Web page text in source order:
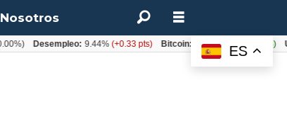
Nosotros
ES
Desempleo: 9.44%(+0.33 pts) Bitcoin: $64.600,08(+2.93%)